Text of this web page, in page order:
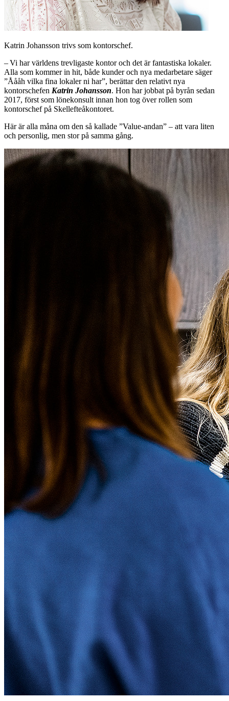
Katrin Johansson trivs som kontorschef.
– Vi har världens trevligaste kontor och det är ­fantastiska lokaler.
Alla som kommer in hit, både ­kunder och nya medarbetare säger
”Åååh vilka fina ­lokaler ni har”, berättar den relativt nya
kontorschefen Katrin Johansson. Hon har jobbat på byrån sedan
2017, först som lönekonsult innan hon tog över rollen som
kontorschef på Skellefteåkontoret.
Här är alla måna om den så kallade ”Value-andan” – att vara liten
och personlig, men stor på samma gång.